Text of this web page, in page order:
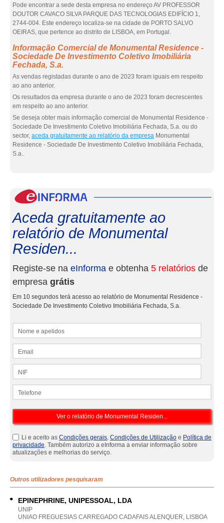
Pode encontrar a sede desta empresa no endereço AV PROFESSOR
DOUTOR CAVACO SILVA PARQUE DAS TECNOLOGIAS EDIFÍCIO 1,
2744-004. Este endereço localiza-se na cidade de PORTO SALVO
OEIRAS, que pertence ao distrito de LISBOA, em Portugal.
Informação Comercial de Monumental Residence -
Sociedade De Investimento Coletivo Imobiliária
Fechada, S.a.
As vendas registadas durante o ano de 2023 foram iguais em respeito
ao ano anterior.
Os resultados da empresa durante o ano de 2023 foram decrescentes
em respeito ao ano anterior.
Se deseja obter mais informação comercial de Monumental Residence -
Sociedade De Investimento Coletivo Imobiliária Fechada, S.a. ou do
sector, aceda gratuitamente ao relatório da empresa Monumental
Residence - Sociedade De Investimento Coletivo Imobiliária Fechada,
S.a..
Aceda gratuitamente ao
relatório de Monumental
Residen...
Registe-se na eInforma e obtenha 5 relatórios de
empresa grátis
Em 10 segundos terá acesso ao relatório de Monumental Residence -
Sociedade De Investimento Coletivo Imobiliária Fechada, S.a.
Li e aceito as Condições gerais, Condições de Utilização e Política de
privacidade. Também autorizo a eInforma a enviar informação sobre
atualizações e melhorias do serviço.
Outros utilizadores pesquisaram
EPINEPHRINE, UNIPESSOAL, LDA
UNIP
UNIAO FREGUESIAS CARREGADO CADAFAIS ALENQUER, LISBOA